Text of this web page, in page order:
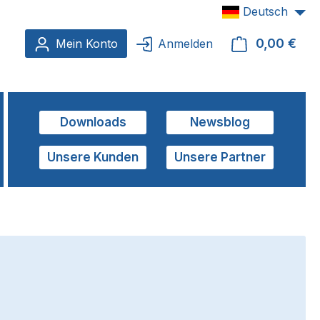
Mein Konto
Anmelden 0,00 €
Deutsch
Downloads Newsblog
Unsere Kunden Unsere Partner